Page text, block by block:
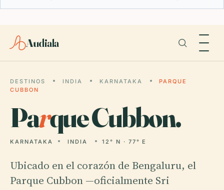
Audiala
DESTINOS INDIA KARNATAKA
PARQUE
CUBBON
Parque Cubbon.
KARNATAKA INDIA 12° N · 77° E
Ubicado en el corazón de Bengaluru, el
Parque Cubbon —oficialmente Sri